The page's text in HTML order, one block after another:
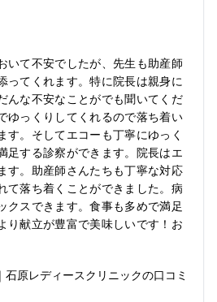
いて不安でしたが、先生も助産師
ってくれます。特に院長は親身に
んな不安なことがでも聞いてくだ
ゆっくりしてくれるので落ち着い
す。そしてエコーも丁寧にゆっく
足する診察ができます。院長はエ
す。助産師さんたちも丁寧な対応
て落ち着くことができました。病
クスできます。食事も多めで満足
り献立が豊富で美味しいです！お
｜ 石原レディースクリニックの口コミ